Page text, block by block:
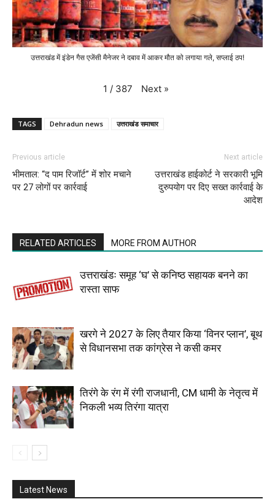
उत्तराखंड में इंडेन गैस एजेंसी मैनेजर ने दबाव में आकर मौत को लगाया गले, सप्लाई ठप!
1 / 387 Next »
TAGS Dehradun news उत्तराखंड समाचार
Previous article
भीमताल: “द पाम रिजॉर्ट” में शोर मचाने
पर 27 लोगों पर कार्रवाई
Next article
उत्तराखंड हाईकोर्ट ने सरकारी भूमि
दुरुपयोग पर दिए सख्त कार्रवाई के
आदेश
RELATED ARTICLES MORE FROM AUTHOR
उत्तराखंडः समूह ‘घ’ से कनिष्ठ सहायक बनने का
रास्ता साफ
खरगे ने 2027 के लिए तैयार किया ‘विनर प्लान’, बूथ
से विधानसभा तक कांग्रेस ने कसी कमर
तिरंगे के रंग में रंगी राजधानी, CM धामी के नेतृत्व में
निकली भव्य तिरंगा यात्रा
Latest News